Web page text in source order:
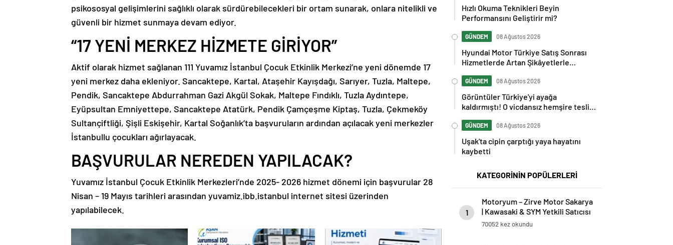
psikososyal gelişimlerini sağlıklı olarak sürdürebilecekleri bir ortam sunarak, onlara nitelikli ve
güvenli bir hizmet sunmaya devam ediyor.
“17 YENİ MERKEZ HİZMETE GİRİYOR”
Aktif olarak hizmet sağlanan 111 Yuvamız İstanbul Çocuk Etkinlik Merkezi’ne yeni dönemde 17
yeni merkez daha ekleniyor. Sancaktepe, Kartal, Ataşehir Kayışdağı, Sarıyer, Tuzla, Maltepe,
Pendik, Sancaktepe Abdurrahman Gazi Akgül Sokak, Maltepe Fındıklı, Tuzla Aydıntepe,
Eyüpsultan Emniyettepe, Sancaktepe Atatürk, Pendik Çamçeşme Kiptaş, Tuzla, Çekmeköy
Sultançiftliği, Şişli Eskişehir, Kartal Soğanlık’ta başvuruların ardından açılacak yeni merkezler
İstanbullu çocukları ağırlayacak.
BAŞVURULAR NEREDEN YAPILACAK?
Yuvamız İstanbul Çocuk Etkinlik Merkezleri’nde 2025- 2026 hizmet dönemi için başvurular 28
Nisan – 19 Mayıs tarihleri arasından yuvamiz.ibb.istanbul internet sitesi üzerinden
yapılabilecek.
Hızlı Okuma Teknikleri Beyin
Performansını Geliştirir mi?
GÜNDEM 08 Ağustos 2026
Hyundai Motor Türkiye Satış Sonrası
Hizmetlerde Artan Şikâyetlerle
GÜNDEM 08 Ağustos 2026
Görüntüler Türkiye'yi ayağa
kaldırmıştı! O vicdansız hemşire teslim
GÜNDEM 08 Ağustos 2026
Uşak'ta cipin çarptığı yaya hayatını
kaybetti
KATEGORİNİN POPÜLERLERİ
1
Motoryum – Zirve Motor Sakarya
| Kawasaki & SYM Yetkili Satıcısı
ve Servisi
70052 kez okundu